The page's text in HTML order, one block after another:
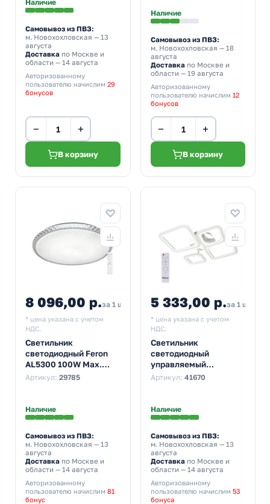
Наличие
Самовывоз из ПВЗ:
м. Новохохловская — 13
августа
Доставка по Москве и
области — 14 августа
Авторизованному
пользователю начислим 29
бонусов
− +
В корзину
Наличие
Самовывоз из ПВЗ:
м. Новохохловская — 18
августа
Доставкапо Москве и
области — 19 августа
Авторизованному
пользователю начислим 12
бонусов
− +
В корзину
8 096,00 р.за 1 шт 8 905,60
* цена указана с учетом
НДС.
Светильник
светодиодный Feron
AL5300 100W Max.
3000K-6500K 8500Lm
Артикул: 29785
Наличие
Самовывоз из ПВЗ:
м. Новохохловская — 13
августа
Доставка по Москве и
области — 14 августа
Авторизованному
пользователю начислим 81
бонус
5 333,00 р.за 1 шт
* цена указана с учетом
НДС.
Светильник
светодиодный
управляемый
накладной Feron
белый
Артикул: 41670
Наличие
Самовывоз из ПВЗ:
м. Новохохловская — 13
августа
Доставкапо Москве и
области — 14 августа
Авторизованному
пользователю начислим 53
бонуса